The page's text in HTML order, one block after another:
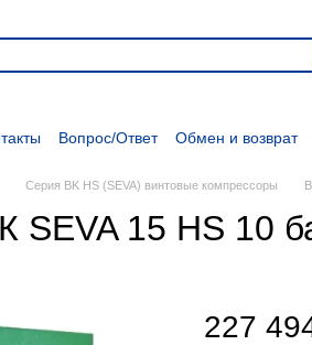
Вопрос/Ответ Обмен и возврат
конфиденциальности Договор оферты
Серия BK HS (SEVA) винтовые компрессоры
SEVA 15 HS 10
227